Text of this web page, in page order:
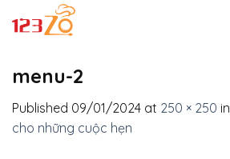
menu-2
Published 09/01/2024 at 250 × 250 in
cho những cuộc hẹn